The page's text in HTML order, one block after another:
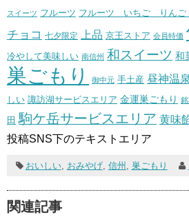
スイーツ フルーツ フルーツ いちご りんご
チョコ 七夕限定 上品 京王ストア 会員特価
冷やして美味しい 南信州 和スイーツ 和
巣ごもり 御中元 手土産 昼神温泉
しい 諏訪湖サービスエリア 金運巣ごもり
田 駒ケ岳サービスエリア 黄味
投稿SNS下のテキストエリア
おいしい, おみやげ, 信州 巣ごもり
関連記事